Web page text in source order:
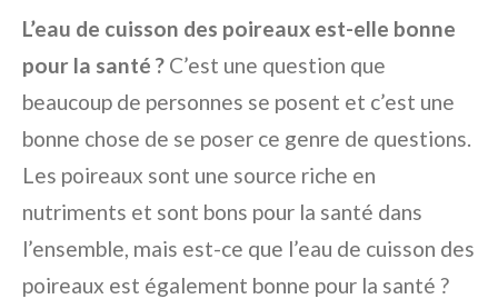
L’eau de cuisson des poireaux est-elle bonne
pour la santé ? C’est une question que
beaucoup de personnes se posent et c’est une
bonne chose de se poser ce genre de questions.
Les poireaux sont une source riche en
nutriments et sont bons pour la santé dans
l’ensemble, mais est-ce que l’eau de cuisson des
poireaux est également bonne pour la santé ?